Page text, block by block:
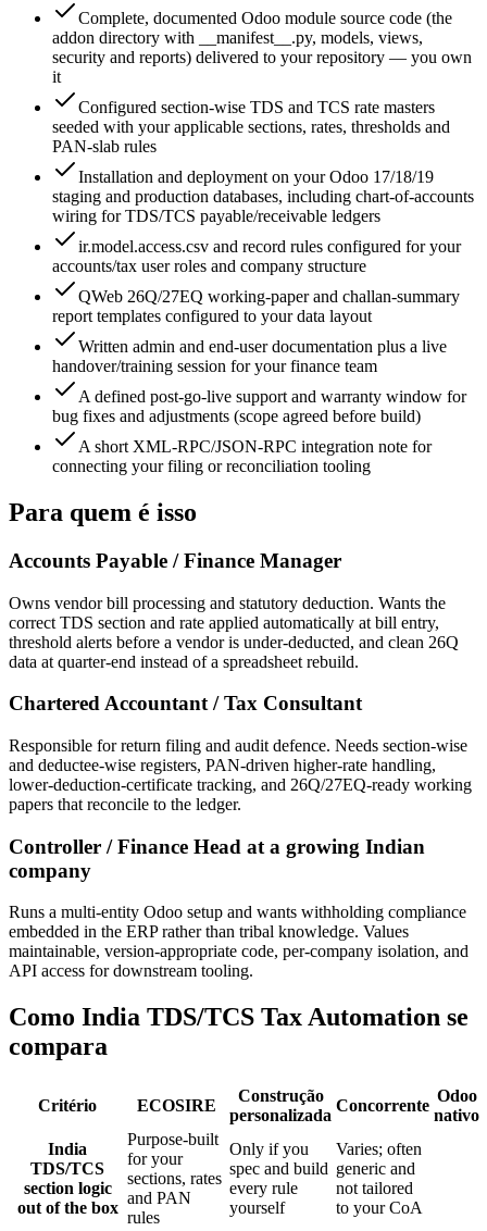
Complete, documented Odoo module source code (the
addon directory with __manifest__.py, models, views,
security and reports) delivered to your repository — you own
it
Configured section-wise TDS and TCS rate masters
seeded with your applicable sections, rates, thresholds and
PAN-slab rules
Installation and deployment on your Odoo 17/18/19
staging and production databases, including chart-of-accounts
wiring for TDS/TCS payable/receivable ledgers
ir.model.access.csv and record rules configured for your
accounts/tax user roles and company structure
QWeb 26Q/27EQ working-paper and challan-summary
report templates configured to your data layout
Written admin and end-user documentation plus a live
handover/training session for your finance team
A defined post-go-live support and warranty window for
bug fixes and adjustments (scope agreed before build)
A short XML-RPC/JSON-RPC integration note for
connecting your filing or reconciliation tooling
Para quem é isso
Accounts Payable / Finance Manager
Owns vendor bill processing and statutory deduction. Wants the
correct TDS section and rate applied automatically at bill entry,
threshold alerts before a vendor is under-deducted, and clean 26Q
data at quarter-end instead of a spreadsheet rebuild.
Chartered Accountant / Tax Consultant
Responsible for return filing and audit defence. Needs section-wise
and deductee-wise registers, PAN-driven higher-rate handling,
lower-deduction-certificate tracking, and 26Q/27EQ-ready working
papers that reconcile to the ledger.
Controller / Finance Head at a growing Indian
company
Runs a multi-entity Odoo setup and wants withholding compliance
embedded in the ERP rather than tribal knowledge. Values
maintainable, version-appropriate code, per-company isolation, and
API access for downstream tooling.
Como India TDS/TCS Tax Automation se
compara
Critério ECOSIRE
Construção
personalizada
Concorrente
Odoo
nativo
India
TDS/TCS
section logic
out of the box
Purpose-built
for your
sections, rates
and PAN
rules
Only if you
spec and build
every rule
yourself
Varies; often
generic and
not tailored
to your CoA